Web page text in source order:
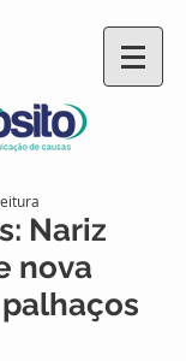
Nariz
nova